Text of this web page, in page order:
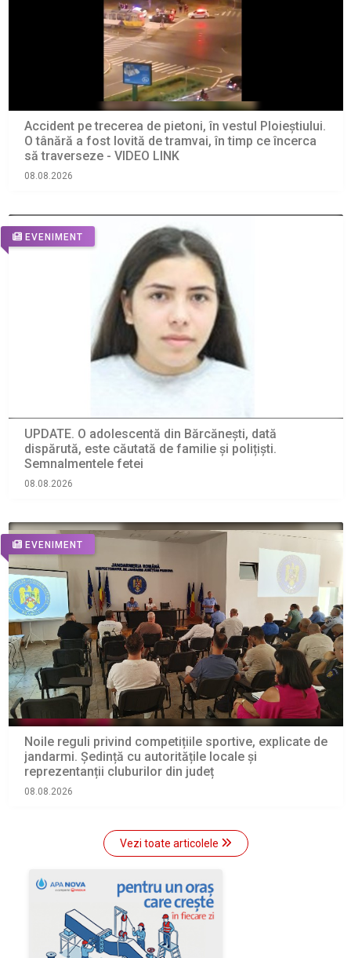
Accident pe trecerea de pietoni, în vestul Ploieștiului.
O tânără a fost lovită de tramvai, în timp ce încerca
să traverseze - VIDEO LINK
08.08.2026
EVENIMENT
UPDATE. O adolescentă din Bărcănești, dată
dispărută, este căutată de familie și polițiști.
Semnalmentele fetei
08.08.2026
EVENIMENT
Noile reguli privind competițiile sportive, explicate de
jandarmi. Ședință cu autoritățile locale și
reprezentanții cluburilor din județ
08.08.2026
Vezi toate articolele